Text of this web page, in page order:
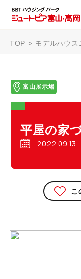
TOP モデルハウス
富山展示場
平屋の家
2022.09.13
こ